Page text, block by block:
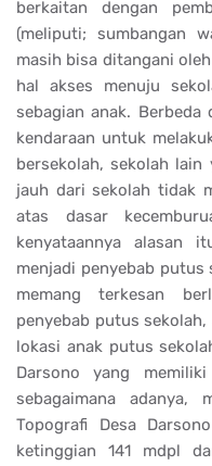
berkaitan dengan
(meliputi; sumbangan
masih bisa ditangani
hal akses menuju
sebagian anak. Berbeda
kendaraan untuk
bersekolah, sekolah
jauh dari sekolah tidak
atas dasar
kenyataannya alasan
menjadi penyebab
memang terkesan
penyebab putus
lokasi anak putus
Darsono yang
sebagaimana
Topografi Desa
ketinggian 141 mdpl